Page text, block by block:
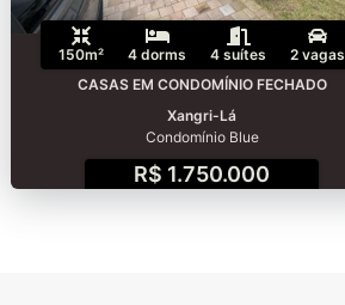
150m² 4 dorms 4 suítes
2 vagas
CASAS EM CONDOMÍNIO FECHADO
Xangri-Lá
Condomínio Blue
R$ 1.750.000